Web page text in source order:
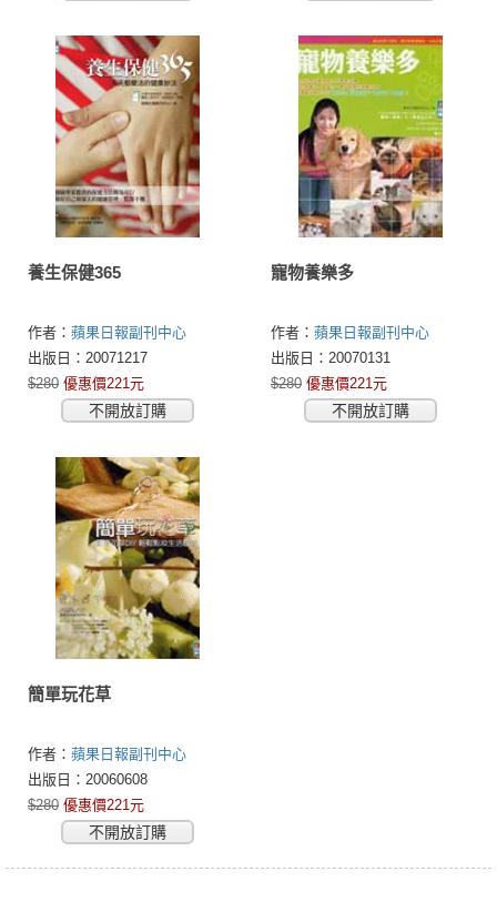
養生保健365
作者： 蘋果日報副刊中心
出版日：20071217
$280 優惠價221元
不開放訂購
寵物養樂多
作者： 蘋果日報副刊中心
出版日：20070131
$280 優惠價221元
不開放訂購
簡單玩花草
作者： 蘋果日報副刊中心
出版日：20060608
$280 優惠價221元
不開放訂購